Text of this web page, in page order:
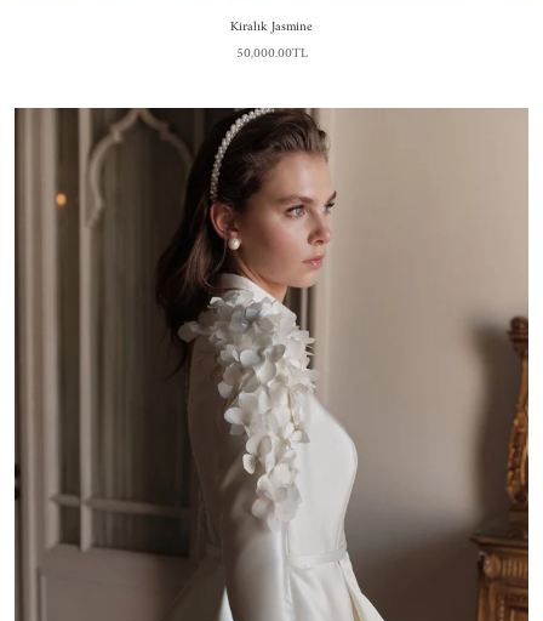
Kiralık Jasmine
50,000.00TL